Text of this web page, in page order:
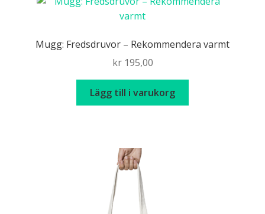
Mugg: Fredsdruvor – Rekommendera varmt
kr195,00
Lägg till i varukorg